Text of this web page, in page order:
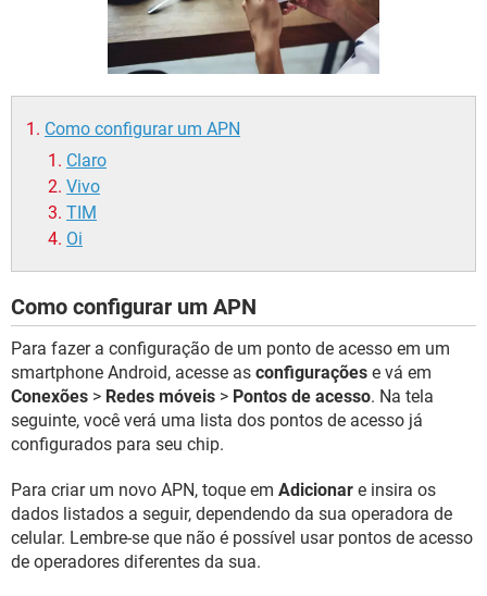
Como configurar um APN
Claro
Vivo
TIM
Oi
Como configurar um APN
Para fazer a configuração de um ponto de acesso em um
smartphone Android, acesse as configurações e vá em
Conexões > Redes móveis > Pontos de acesso. Na tela
seguinte, você verá uma lista dos pontos de acesso já
configurados para seu chip.
Para criar um novo APN, toque em Adicionar e insira os
dados listados a seguir, dependendo da sua operadora de
celular. Lembre-se que não é possível usar pontos de acesso
de operadores diferentes da sua.